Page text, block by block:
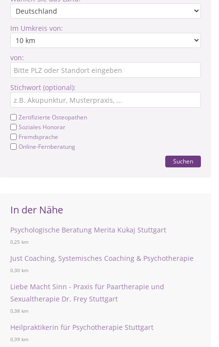
Im Umkreis von:
von:
Stichwort (optional):
Zertifizierte Osteopathen
Soziales Honorar
Fremdsprache
Online-Fernberatung
Suchen
In der Nähe
Psychologische Beratung Merita Kukaj Stuttgart
0,25 km
Just Coaching, Systemisches Coaching & Psychotherapie
0,30 km
Liebe Macht Sinn - Praxis für Paartherapie und
Sexualtherapie Dr. Frey Stuttgart
0,38 km
Heilpraktikerin für Psychotherapie Stuttgart
0,39 km